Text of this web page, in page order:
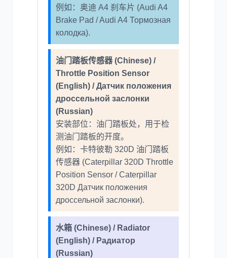
例如：奥迪 A4 刹车片 (Audi A4
Brake Pad / Audi A4 Тормозная
колодка).
油门踏板传感器 (Chinese) /
Throttle Position Sensor
(English) / Датчик положения
дроссельной заслонки
(Russian)
安装部位：油门踏板处，用于检
测油门踏板的开度。
例如：卡特彼勒 320D 油门踏板
传感器 (Caterpillar 320D Throttle
Position Sensor / Caterpillar
320D Датчик положения
дроссельной заслонки).
水箱 (Chinese) / Radiator
(English) / Радиатор
(Russian)